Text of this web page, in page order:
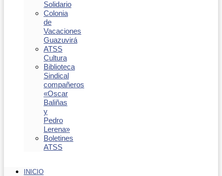
Solidario
Colonia
de
Vacaciones
Guazuvirá
ATSS
Cultura
Biblioteca
Sindical
compañeros
«Oscar
Baliñas
y
Pedro
Lerena»
Boletines
ATSS
INICIO